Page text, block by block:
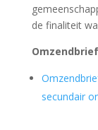
de finaliteit
Omzendbrief
secundair